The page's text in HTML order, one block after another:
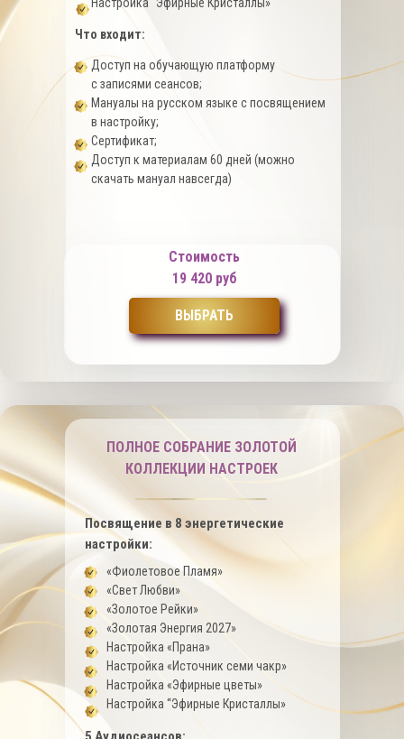
ПОЛНОЕ СОБРАНИЕ ЗОЛОТОЙ
КОЛЛЕКЦИИ НАСТРОЕК
Посвящение в 8 энергетические
настройки:
Стоимость
19 420 руб
ВЫБРАТЬ
Что входит:
Доступ на обучающую платформу
с записями сеансов;
Мануалы на русском языке с посвящением
в настройку;
Сертификат;
Доступ к материалам 60 дней (можно
скачать мануал навсегда)
«Фиолетовое Пламя»
«Свет Любви»
«Золотое Рейки»
«Золотая Энергия 2027»
Настройка «Прана»
Настройка «Источник семи чакр»
Настройка «Эфирные цветы»
Настройка “Эфирные Кристаллы»